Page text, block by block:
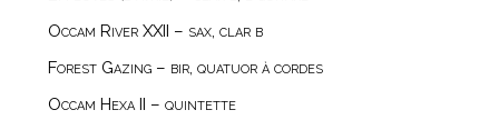
Occam Hexa II – quintette
Forest Gazing – bir, quatuor à cordes
Occam River XXII – sax, clar b